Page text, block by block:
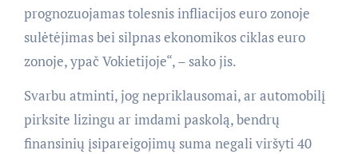
prognozuojamas tolesnis infliacijos euro zonoje
sulėtėjimas bei silpnas ekonomikos ciklas euro
zonoje, ypač Vokietijoje“, – sako jis.
Svarbu atminti, jog nepriklausomai, ar automobilį
pirksite lizingu ar imdami paskolą, bendrų
finansinių įsipareigojimų suma negali viršyti 40